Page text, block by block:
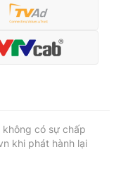
có sự chấp
khi phát hành lại